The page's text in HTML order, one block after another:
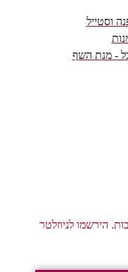
וסטייל
- מנת השף
הירשמו לניוזלטר